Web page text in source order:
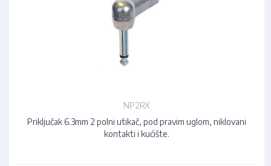
NP2RX
Priključak 6.3mm 2 polni utikač, pod pravim uglom, niklovani
kontakti i kućište.